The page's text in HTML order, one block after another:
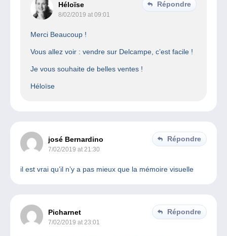
Héloïse
8/02/2019 at 09:01
Répondre
Merci Beaucoup !
Vous allez voir : vendre sur Delcampe, c’est facile !
Je vous souhaite de belles ventes !
Héloïse
josé Bernardino
7/02/2019 at 21:30
Répondre
il est vrai qu’il n’y a pas mieux que la mémoire visuelle
Picharnet
7/02/2019 at 23:01
Répondre